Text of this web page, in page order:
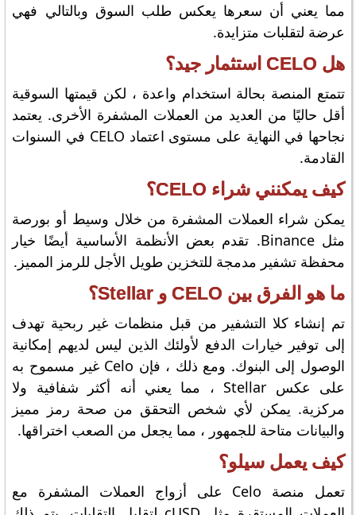
مما يعني أن سعرها يعكس طلب السوق وبالتالي فهي
عرضة لتقلبات متزايدة.
هل CELO استثمار جيد؟
تتمتع المنصة بحالة استخدام واعدة ، لكن قيمتها السوقية
أقل حاليًا من العديد من العملات المشفرة الأخرى. يعتمد
نجاحها في النهاية على مستوى اعتماد CELO في السنوات
القادمة.
كيف يمكنني شراء CELO؟
يمكن شراء العملات المشفرة من خلال وسيط أو بورصة
مثل Binance. تقدم بعض الأنظمة الأساسية أيضًا خيار
محفظة تشفير مدمجة للتخزين طويل الأجل للرمز المميز.
ما هو الفرق بين CELO و Stellar؟
تم إنشاء كلا التشفير من قبل منظمات غير ربحية تهدف
إلى توفير خيارات الدفع لأولئك الذين ليس لديهم إمكانية
الوصول إلى البنوك. ومع ذلك ، فإن Celo غير مسموح به
على عكس Stellar ، مما يعني أنه أكثر شفافية ولا
مركزية. يمكن لأي شخص التحقق من صحة رمز مميز
والبيانات متاحة للجمهور ، مما يجعل من الصعب اختراقها.
كيف يعمل سيلو؟
تعمل منصة Celo على أزواج العملات المشفرة مع